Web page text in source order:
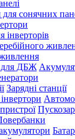
для сонячних
інверторів
Зарядні станції